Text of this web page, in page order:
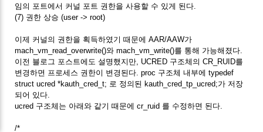
임의 포트에서 커널 포트 권한을 사용할 수 있게 된다.
(7) 권한 상승 (user -> root)
이제 커널의 권한을 획득하였기 때문에 AAR/AAW가
mach_vm_read_overwrite()와 mach_vm_write()를 통해 가능해졌다.
이전 블로그 포스트에도 설명했지만, UCRED 구조체의 CR_RUID를
변경하면 프로세스 권한이 변경된다. proc 구조체 내부에 typedef
struct ucred *kauth_cred_t; 로 정의된 kauth_cred_tp_ucred;가 저장
되어 있다.
ucred 구조체는 아래와 같기 때문에 cr_ruid 를 수정하면 된다.
/*